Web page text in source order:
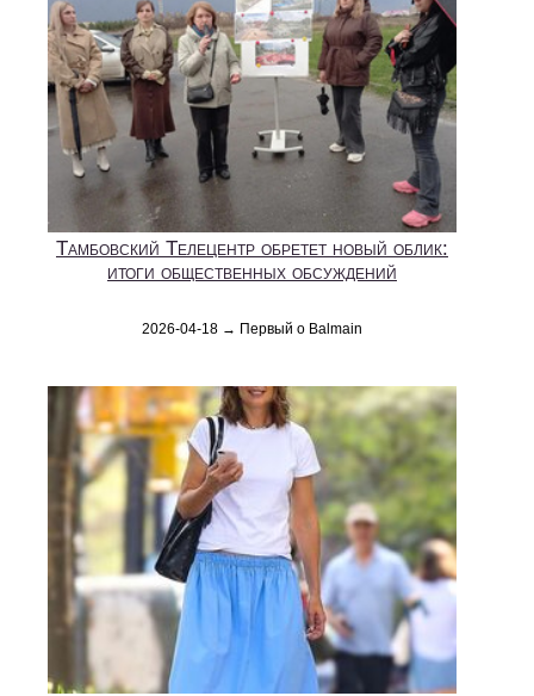
Тамбовский Телецентр обретет новый облик:
итоги общественных обсуждений
2026-04-18 → Первый о Balmain